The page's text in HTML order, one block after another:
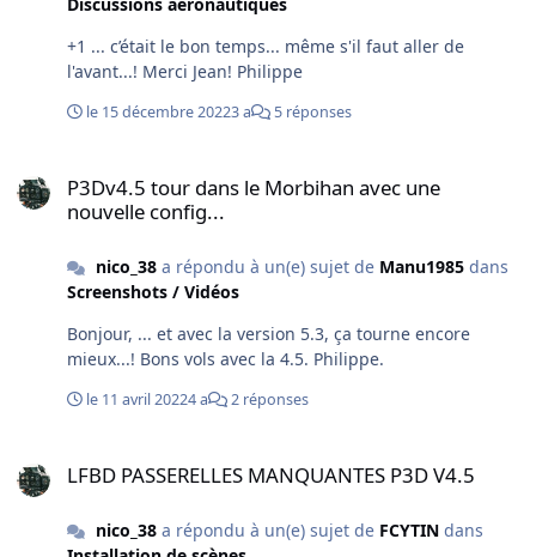
+1 ... c’était le bon temps... même s'il faut aller de
l'avant...! Merci Jean! Philippe
le 15 décembre 20223 a 5 réponses
P3Dv4.5 tour dans le Morbihan avec une
nouvelle config...
nico_38a répondu à un(e) sujet de Manu1985dans
Screenshots / Vidéos
Bonjour, ... et avec la version 5.3, ça tourne encore
mieux...! Bons vols avec la 4.5. Philippe.
le 11 avril 20224 a 2 réponses
LFBD PASSERELLES MANQUANTES P3D V4.5
nico_38a répondu à un(e) sujet de FCYTINdans